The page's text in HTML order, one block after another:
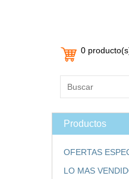
0
Productos
OFERTAS
LO MAS